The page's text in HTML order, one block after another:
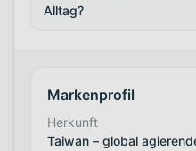
Alltag?
Markenprofil
Herkunft
Taiwan – global